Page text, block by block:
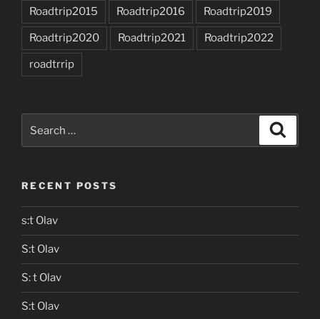
Roadtrip2015 Roadtrip2016 Roadtrip2019
Roadtrip2020 Roadtrip2021 Roadtrip2022
roadtrrip
for:
RECENT POSTS
s:t Olav
S:t Olav
S: t Olav
S:t Olav